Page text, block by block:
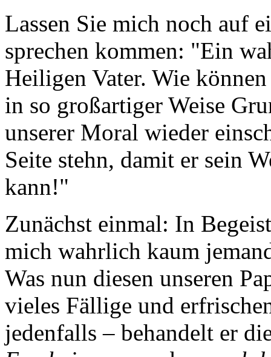
Lassen Sie mich noch auf
sprechen kommen: "Ein
Heiligen Vater. Wie
in so großartiger Weise
unserer Moral wieder
Seite stehn, damit er sein
kann!"
Zunächst einmal: In
mich wahrlich kaum
Was nun diesen unseren
vieles Fällige und
jedenfalls – behandelt er